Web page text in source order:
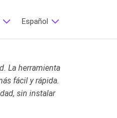
Español
La herramienta
fácil y rápida.
sin instalar